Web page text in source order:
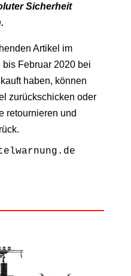
Sicherheit
Artikel im
Februar 2020 bei
haben, können
zurückschicken oder
retournieren und